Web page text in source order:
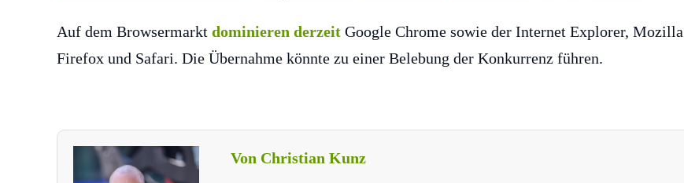
Auf dem Browsermarkt dominieren derzeit Google Chrome sowie der Internet Explorer, Mozilla
Firefox und Safari. Die Übernahme könnte zu einer Belebung der Konkurrenz führen.
Von Christian Kunz